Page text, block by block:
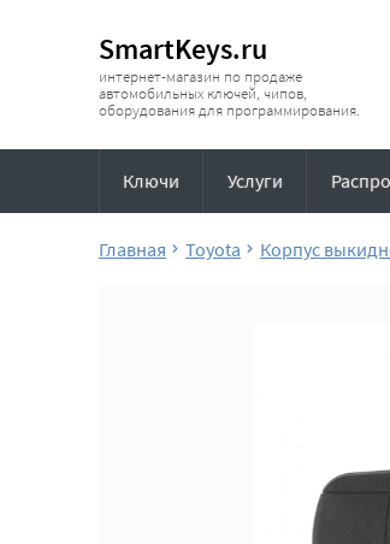
SmartKeys.ru
интернет-магазин по продаже
автомобильных ключей, чипов,
оборудования для программирования.
Ключи Услуги
Главная Toyota Корпус